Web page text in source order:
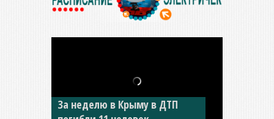
За неделю в Крыму в ДТП